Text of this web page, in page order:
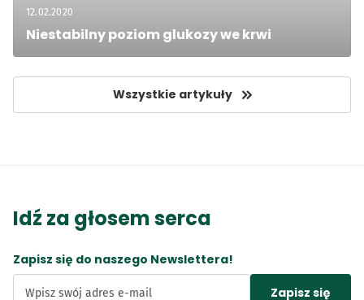
12.02.2020
Niestabilny poziom glukozy we krwi
Wszystkie artykuły
Idź za głosem serca
Zapisz się do naszego Newslettera!
Wpisz swój adres e-mail Zapisz się